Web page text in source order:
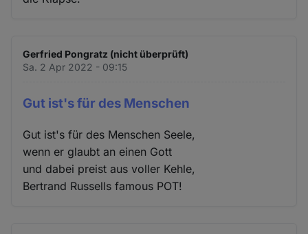
Gerfried Pongratz (nicht überprüft)
Sa. 2 Apr 2022 - 09:15
Gut ist's für des Menschen
Gut ist's für des Menschen Seele,
wenn er glaubt an einen Gott
und dabei preist aus voller Kehle,
Bertrand Russells famous POT!